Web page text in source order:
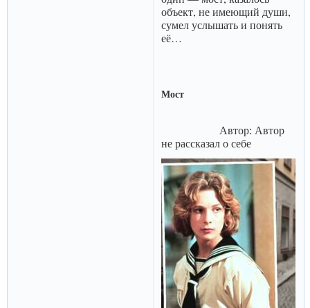
объект, не имеющий души,
сумел услышать и понять
её…
Мост
Автор: Автор
не рассказал о себе